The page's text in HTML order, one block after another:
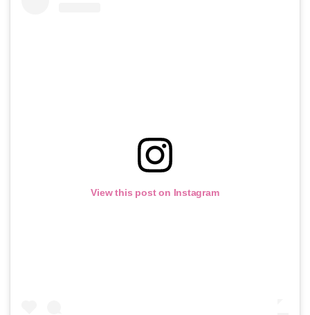
View this post on Instagram